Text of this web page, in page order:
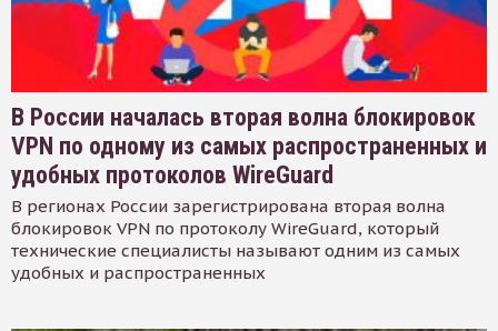
В России началась вторая волна блокировок
VPN по одному из самых распространенных и
удобных протоколов WireGuard
В регионах России зарегистрирована вторая волна
блокировок VPN по протоколу WireGuard, который
технические специалисты называют одним из самых
удобных и распространенных